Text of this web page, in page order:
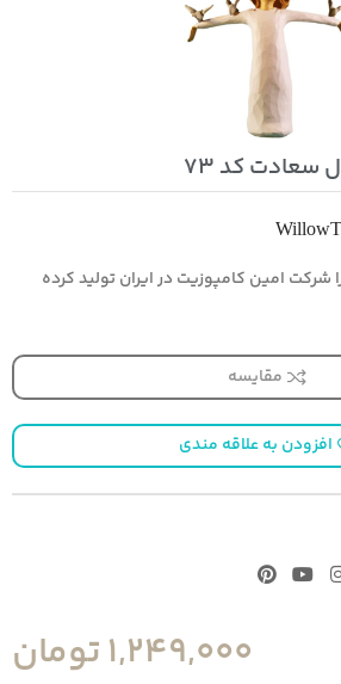
کد 73
امین کامپوزیت در ایران تولید کرده
مقایسه
افزودن به علاقه مندی
1,249,000تومان